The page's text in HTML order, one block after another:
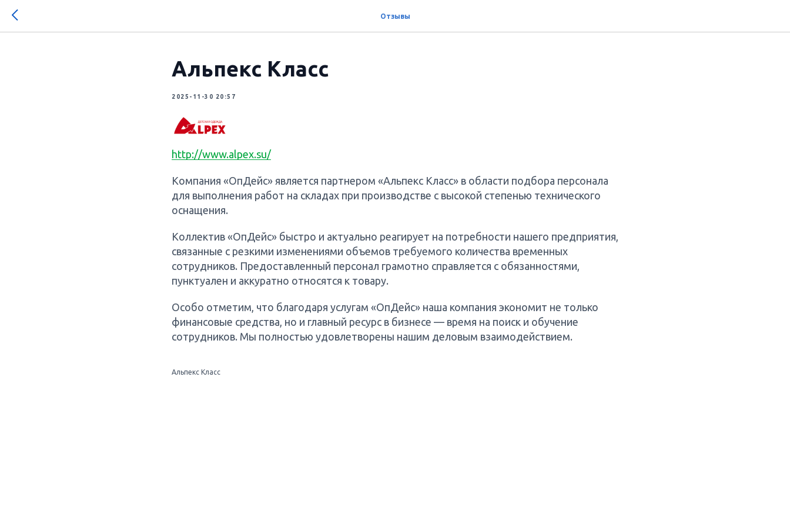
Отзывы
Альпекс Класс
2025-11-30 20:57
http://www.alpex.su/
Компания «ОпДейс» является партнером «Альпекс Класс» в области подбора персонала
для выполнения работ на складах при производстве с высокой степенью технического
оснащения.
Коллектив «ОпДейс» быстро и актуально реагирует на потребности нашего предприятия,
связанные с резкими изменениями объемов требуемого количества временных
сотрудников. Предоставленный персонал грамотно справляется с обязанностями,
пунктуален и аккуратно относятся к товару.
Особо отметим, что благодаря услугам «ОпДейс» наша компания экономит не только
финансовые средства, но и главный ресурс в бизнесе — время на поиск и обучение
сотрудников. Мы полностью удовлетворены нашим деловым взаимодействием.
Альпекс Класс